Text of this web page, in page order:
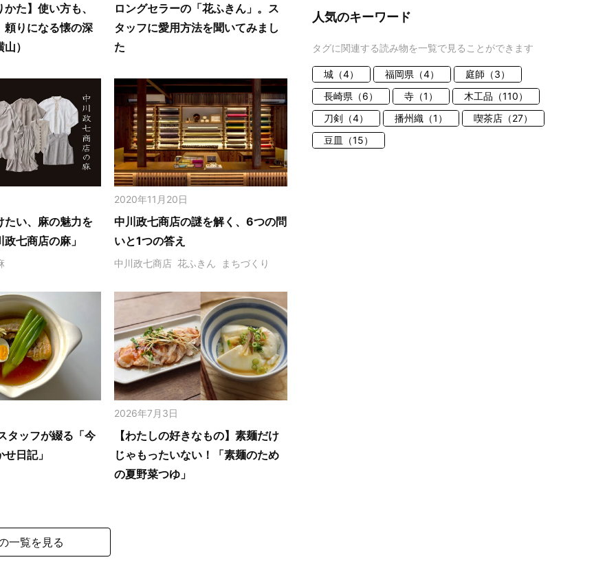
た】使い方も、
頼りになる懐の深
）
ロングセラーの「花ふきん」。ス
タッフに愛用方法を聞いてみまし
た
たい、麻の魅力を
七商店の麻」
2020年11月20日
中川政七商店の謎を解く、6つの問
いと1つの答え
中川政七商店 花ふきん まちづくり
タッフが綴る「今
日記」
2026年7月3日
【わたしの好きなもの】素麺だけ
じゃもったいない！「素麺のため
の夏野菜つゆ」
一覧を見る
人気のキーワード
タグに関連する読み物を一覧で見ることができます
城（4） 福岡県（4）
庭師（3）
長崎県（6）
寺（1）
木工品（110）
刀剣（4）
播州織（1）
喫茶店（27）
豆皿（15）